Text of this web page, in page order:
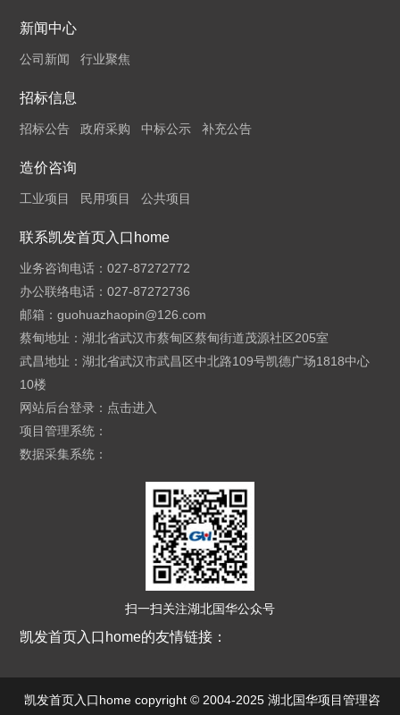
新闻中心
公司新闻 行业聚焦
招标信息
招标公告 政府采购 中标公示 补充公告
造价咨询
工业项目 民用项目 公共项目
联系凯发首页入口home
业务咨询电话：027-87272772
办公联络电话：027-87272736
邮箱：guohuazhaopin@126.com
蔡甸地址：湖北省武汉市蔡甸区蔡甸街道茂源社区205室
武昌地址：湖北省武汉市武昌区中北路109号凯德广场1818中心
10楼
网站后台登录： 点击进入
项目管理系统：
数据采集系统：
扫一扫关注湖北国华公众号
凯发首页入口home的友情链接：
凯发首页入口home copyright © 2004-2025 湖北国华项目管理咨